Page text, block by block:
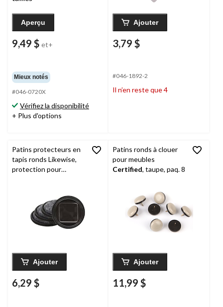
Aperçu
9,49 $ et+
Mieux notés
#046-0720X
Vérifiez la disponibilité
+ Plus d'options
Ajouter
3,79 $
#046-1892-2
Il n’en reste que 4
Patins protecteurs en
tapis ronds Likewise,
protection pour
Ajouter
6,29 $
Patins ronds à clouer
pour meubles
Certified, taupe, paq. 8
Ajouter
11,99 $